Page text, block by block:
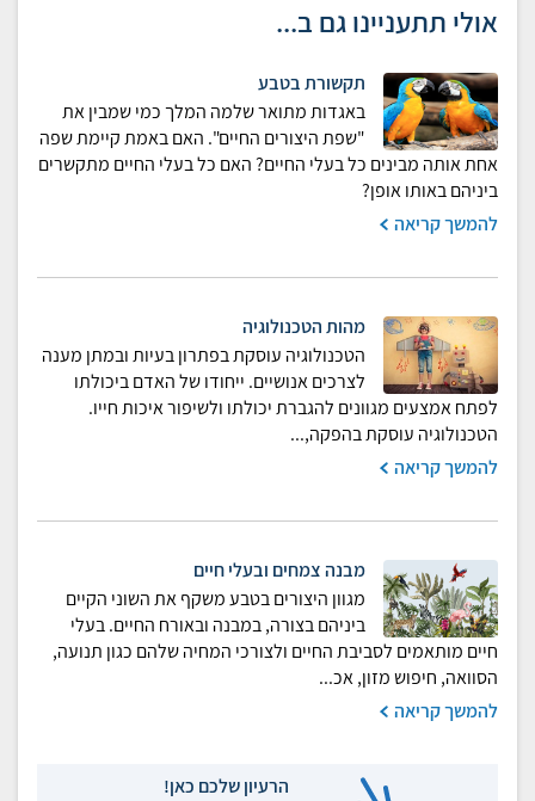
אולי תתעניינו גם ב...
תקשורת בטבע
באגדות מתואר שלמה המלך כמי שמבין את
"שפת היצורים החיים". האם באמת קיימת שפה
אחת אותה מבינים כל בעלי החיים? האם כל בעלי החיים מתקשרים
ביניהם באותו אופן?
להמשך קריאה
מהות הטכנולוגיה
הטכנולוגיה עוסקת בפתרון בעיות ובמתן מענה
לצרכים אנושיים. ייחודו של האדם ביכולתו
לפתח אמצעים מגוונים להגברת יכולתו ולשיפור איכות חייו.
הטכנולוגיה עוסקת בהפקה,...
להמשך קריאה
מבנה צמחים ובעלי חיים
מגוון היצורים בטבע משקף את השוני הקיים
ביניהם בצורה, במבנה ובאורח החיים. בעלי
חיים מותאמים לסביבת החיים ולצורכי המחיה שלהם כגון תנועה,
הסוואה, חיפוש מזון, אכ...
להמשך קריאה
הרעיון שלכם כאן!